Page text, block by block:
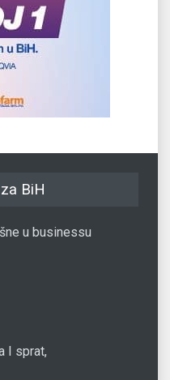
BiH
u businessu
I sprat,